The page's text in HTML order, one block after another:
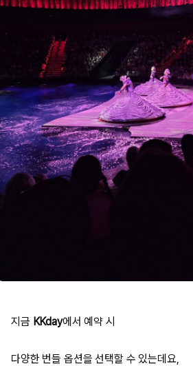
지금 KKday에서 예약 시
다양한 번들 옵션을 선택할 수 있는데요,